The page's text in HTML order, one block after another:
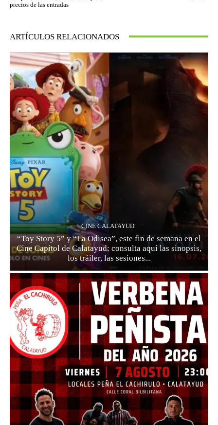
precios de las entradas
ARTÍCULOS RELACIONADOS
CINE CALATAYUD
“Toy Story 5” y “La Odisea”, este fin de semana en el
Cine Capitol de Calatayud: consulta aquí las sinopsis,
los tráiler, las sesiones...